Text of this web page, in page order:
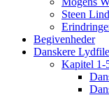
Steen
Begivenheder
Danskere
Kapitel 1-